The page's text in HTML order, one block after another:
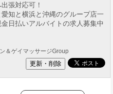
張対応可！
知と横浜と沖縄のグループ店一
日払いアルバイトの求人募集中
＆ゲイマッサージGroup